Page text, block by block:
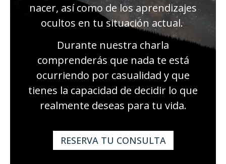
nacer, así como de los aprendizajes
ocultos en tu situación actual.
Durante nuestra charla
comprenderás que nada te está
ocurriendo por casualidad y que
tienes la capacidad de decidir lo que
realmente deseas para tu vida.
RESERVA TU CONSULTA